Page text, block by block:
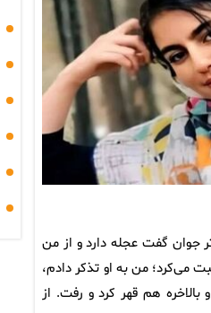
دیگری ماندم، اما دختر جوان گفت عجله دارد و از من
می‌کرد؛ من به او تذکر دادم،
هم قهر کرد و رفت. از